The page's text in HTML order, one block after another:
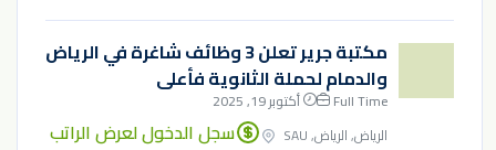
مكتبة جرير تعلن 3 وظائف شاغرة في الرياض
والدمام لحملة الثانوية فأعلى
Full Time
أكتوبر 19, 2025
الرياض, الرياض, SAU
سجل الدخول لعرض الراتب